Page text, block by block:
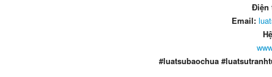
Điện
Email:
#luatsubaochua